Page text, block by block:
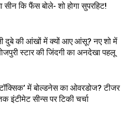
सीन कि फैंस बोले- शो होगा सुपरहिट!
दुबे की आंखों में क्यों आए आंसू? नए शो में
स्टार की जिंदगी का अनदेखा पहलू
में बोल्डनेस का ओवरडोज? टीजर
इंटीमेट सीन्स पर टिकी चर्चा